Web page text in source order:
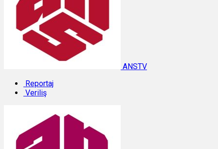
ANSTV
Reportaj
Veriliş